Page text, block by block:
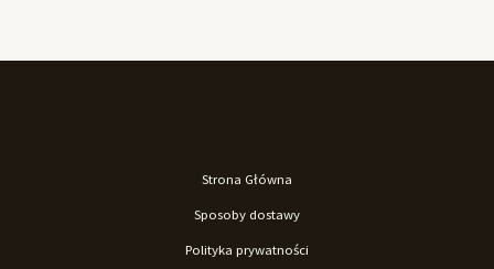
Strona Główna
Sposoby dostawy
Polityka prywatności